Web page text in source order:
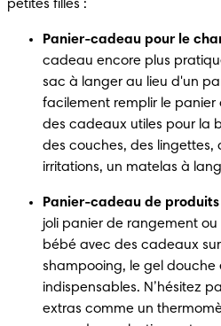
petites filles :
Panier-cadeau pour le
cadeau encore plus
sac à langer au lieu d'un
facilement remplir le panier
des cadeaux utiles pour la
des couches, des lingettes,
irritations, un matelas à
Panier-cadeau de
joli panier de rangement
bébé avec des cadeaux
shampooing, le gel
indispensables. N’hésitez
extras comme un